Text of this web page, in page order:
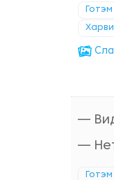
—
—